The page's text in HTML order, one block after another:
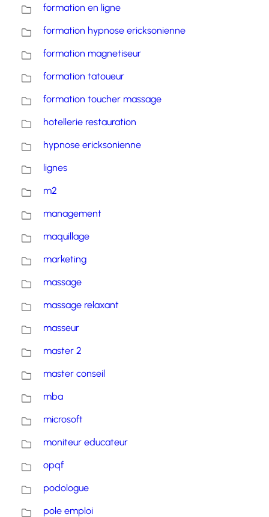
formation en ligne
formation hypnose ericksonienne
formation magnetiseur
formation tatoueur
formation toucher massage
hotellerie restauration
hypnose ericksonienne
lignes
m2
management
maquillage
marketing
massage
massage relaxant
masseur
master 2
master conseil
mba
microsoft
moniteur educateur
opqf
podologue
pole emploi